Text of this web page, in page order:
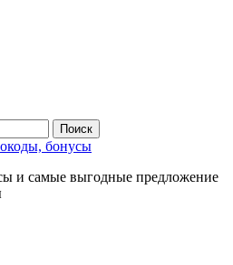
бонусы
и самые выгодные предложение